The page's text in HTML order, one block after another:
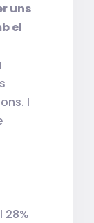
uns
el
I
28%